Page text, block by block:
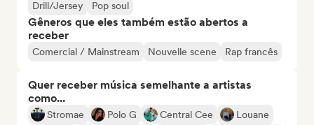
Drill/Jersey Pop soul
Gêneros que eles também estão abertos a
receber
Comercial / Mainstream Nouvelle scene Rap francês
Quer receber música semelhante a artistas
como...
Stromae Polo G Central Cee
Louane